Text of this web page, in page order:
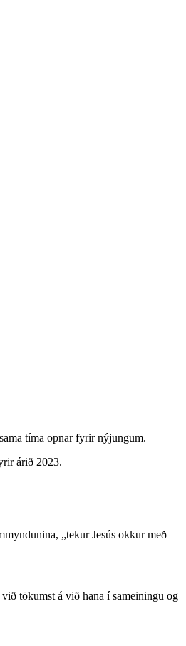
tíma opnar fyrir nýjungum.
árið 2023.
„tekur Jesús okkur með
tökumst á við hana í sameiningu og